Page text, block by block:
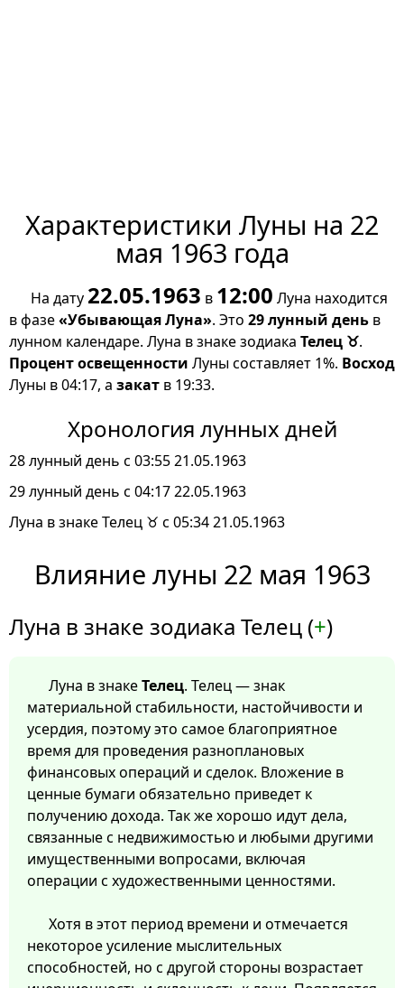
Характеристики Луны на 22
мая 1963 года
На дату 22.05.1963 в 12:00 Луна находится
в фазе«Убывающая Луна». Это 29 лунный день в
лунном календаре. Луна в знаке зодиака Телец ♉.
Процент освещенности Луны составляет 1%. Восход
Луны в 04:17, а закат в 19:33.
Хронология лунных дней
28 лунный день с 03:55 21.05.1963
29 лунный день с 04:17 22.05.1963
Луна в знаке Телец ♉ с 05:34 21.05.1963
Влияние луны 22 мая 1963
Луна в знаке зодиака Телец (+)
Луна в знакеТелец. Телец — знак
материальной стабильности, настойчивости и
усердия, поэтому это самое благоприятное
время для проведения разноплановых
финансовых операций и сделок. Вложение в
ценные бумаги обязательно приведет к
получению дохода. Так же хорошо идут дела,
связанные с недвижимостью и любыми другими
имущественными вопросами, включая
операции с художественными ценностями.
Хотя в этот период времени и отмечается
некоторое усиление мыслительных
способностей, но с другой стороны возрастает